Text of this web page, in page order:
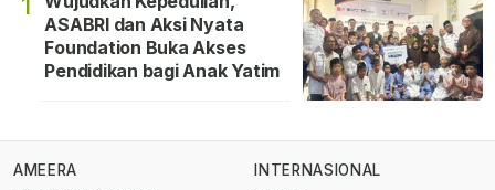
ASABRI dan Aksi Nyata
Foundation Buka Akses
Pendidikan bagi Anak Yatim
AMEERA
INTERNASIONAL